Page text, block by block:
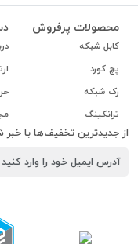
محصولات پرفروش
کابل شبکه
پچ کورد
رک شبکه
ترانکینگ
از جدیدترین تخفیف‌ها با خبر